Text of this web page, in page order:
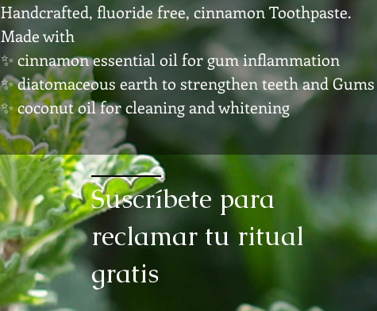
Handcrafted, fluoride free, cinnamon Toothpaste.
Made with
✨️ cinnamon essential oil for gum inflammation
✨️ diatomaceous earth to strengthen teeth and Gums
✨️ coconut oil for cleaning and whitening
Suscríbete para
reclamar tu ritual
gratis